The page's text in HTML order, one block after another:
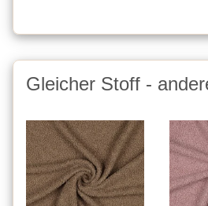
Gleicher Stoff -